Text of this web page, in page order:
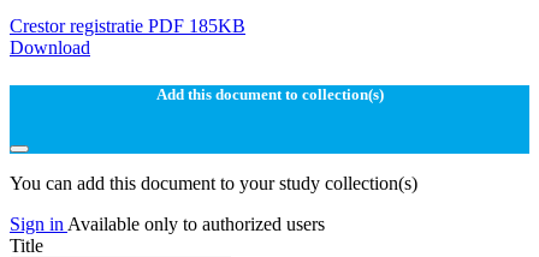
Crestor registratie PDF 185KB
Download
Add this document to collection(s)
You can add this document to your study collection(s)
Sign in Available only to authorized users
Title